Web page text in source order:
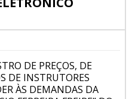
DE PREÇOS, DE
DE INSTRUTORES
ÀS DEMANDAS DA